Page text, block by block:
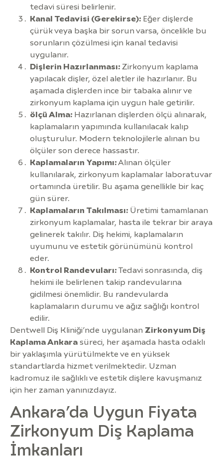
tedavi süresi belirlenir.
Kanal Tedavisi (Gerekirse): Eğer dişlerde
çürük veya başka bir sorun varsa, öncelikle bu
sorunların çözülmesi için kanal tedavisi
uygulanır.
Dişlerin Hazırlanması: Zirkonyum kaplama
yapılacak dişler, özel aletler ile hazırlanır. Bu
aşamada dişlerden ince bir tabaka alınır ve
zirkonyum kaplama için uygun hale getirilir.
ölçü Alma: Hazırlanan dişlerden ölçü alınarak,
kaplamaların yapımında kullanılacak kalıp
oluşturulur. Modern teknolojilerle alınan bu
ölçüler son derece hassastır.
Kaplamaların Yapımı:Alınan ölçüler
kullanılarak, zirkonyum kaplamalar laboratuvar
ortamında üretilir. Bu aşama genellikle bir kaç
gün sürer.
Kaplamaların Takılması: Üretimi tamamlanan
zirkonyum kaplamalar, hasta ile tekrar bir araya
gelinerek takılır. Diş hekimi, kaplamaların
uyumunu ve estetik görünümünü kontrol
eder.
Kontrol Randevuları: Tedavi sonrasında, diş
hekimi ile belirlenen takip randevularına
gidilmesi önemlidir. Bu randevularda
kaplamaların durumu ve ağız sağlığı kontrol
edilir.
Dentwell Diş Kliniği’nde uygulanan Zirkonyum Diş
Kaplama Ankara süreci, her aşamada hasta odaklı
bir yaklaşımla yürütülmekte ve en yüksek
standartlarda hizmet verilmektedir. Uzman
kadromuz ile sağlıklı ve estetik dişlere kavuşmanız
için her zaman yanınızdayız.
Ankara’da Uygun Fiyata
Zirkonyum Diş Kaplama
İmkanları